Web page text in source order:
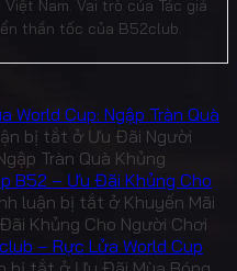
Nam. Vai trò của Tác giả
thần tốc của B52club.
World Cup: Ngập Tràn Quà
bị tắt ở Ưu Đãi Người
Tràn Quà Khủng
B52 – Ưu Đãi Khủng Cho
luận bị tắt ở Khuyến Mãi
Khủng Cho Người Chơi
– Rực Lửa World Cup